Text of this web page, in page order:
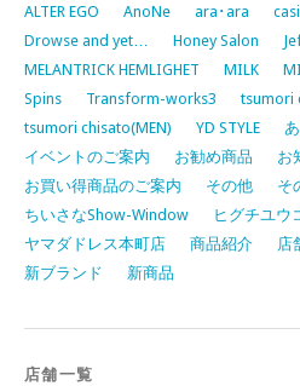
ALTER EGO AnoNe ara･ara
Drowse and yet…
Honey Salon
MELANTRICK HEMLIGHET
MILK
Spins
Transform-works3
tsumori
tsumori chisato(MEN)
YD STYLE
イベントのご案内
お勧め商品
お
お買い得商品のご案内
その他
そ
ちいさなShow-Window
ヒグチユウ
ヤマダドレス本町店
商品紹介
店
新ブランド
新商品
店舗一覧